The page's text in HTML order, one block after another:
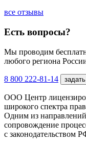
все отзывы
Есть вопросы?
Мы проводим
любого региона
8 800 222-81-14
ООО Центр
широкого спектра
Одним из направлений
сопровождение
с законодательством